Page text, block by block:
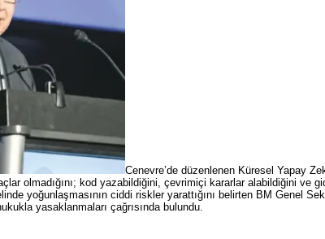
Cenevre’de düzenlenen Küresel Yapay
olmadığını; kod yazabildiğini, çevrimiçi kararlar alabildiğini ve
yoğunlaşmasının ciddi riskler yarattığını belirten BM Genel
yasaklanmaları çağrısında bulundu.